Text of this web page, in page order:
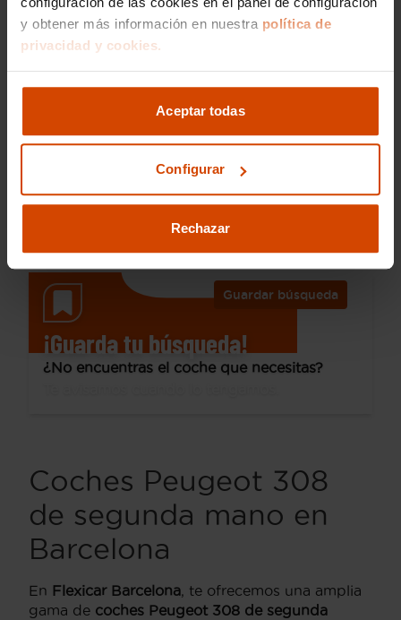
y obtener más información en nuestra política de
privacidad y cookies.
Aceptar todas
Configurar
Rechazar
Desde 215 € /mes*
13.790 €
5P Active Pack PureTech 130 S&S MAN
80.500 km
Guardar búsqueda
¡Guarda tu búsqueda!
¿No encuentras el coche que necesitas?
Coches Peugeot 308
de segunda mano en
Barcelona
En Flexicar Barcelona , te ofrecemos una amplia
gama de coches Peugeot 308 de segunda